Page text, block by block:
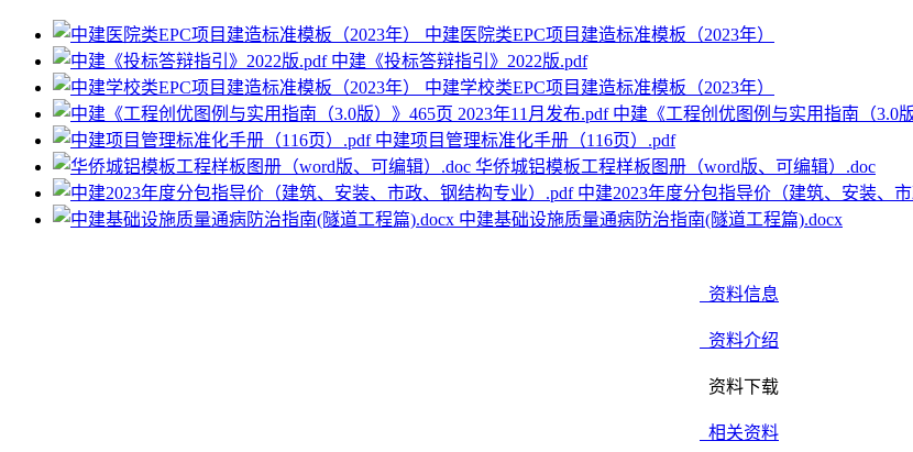
中建医院类EPC项目建造标准模板（2023年）
中建《投标答辩指引》2022版.pdf
中建学校类EPC项目建造标准模板（2023年）
中建《工程创优图例与实用指南（3.0
中建项目管理标准化手册（116页）.pdf
华侨城铝模板工程样板图册（word版、可编辑）.doc
中建2023年度分包指导价（建筑、安装、
中建基础设施质量通病防治指南(隧道工程篇).docx
资料信息
资料介绍
资料下载
相关资料